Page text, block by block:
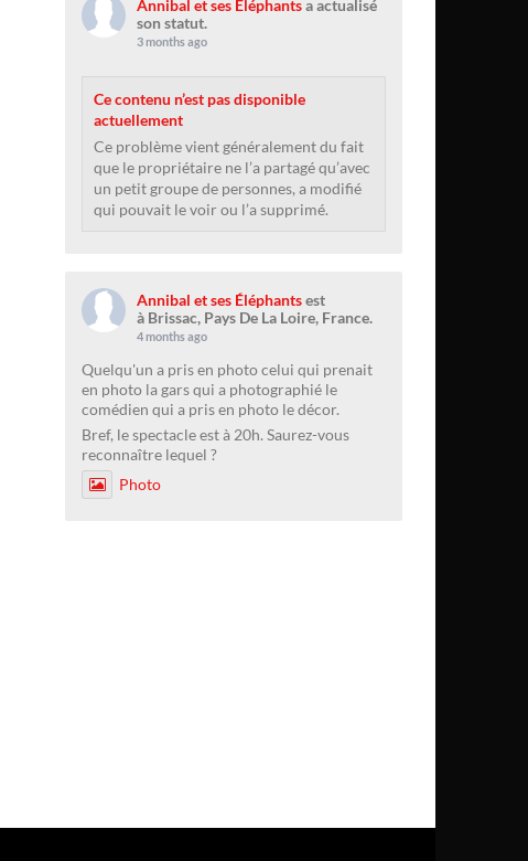
Annibal et ses Éléphantsa actualisé
son statut.
3 months ago
Ce contenu n’est pas disponible
actuellement
Ce problème vient généralement du fait
que le propriétaire ne l’a partagé qu’avec
un petit groupe de personnes, a modifié
qui pouvait le voir ou l’a supprimé.
Annibal et ses Éléphantsest
à Brissac, Pays De La Loire, France.
4 months ago
Quelqu'un a pris en photo celui qui prenait
en photo la gars qui a photographié le
comédien qui a pris en photo le décor.
Bref, le spectacle est à 20h. Saurez-vous
reconnaître lequel ?
Photo